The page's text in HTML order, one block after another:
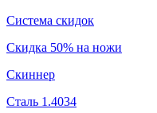
Система скидок
Скидка 50% на ножи
Скиннер
Сталь 1.4034